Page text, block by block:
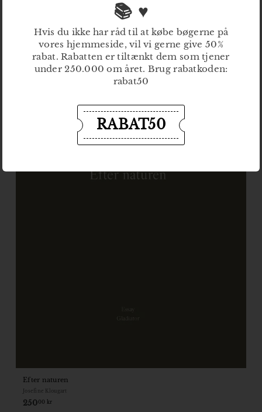
Efter naturen
Josefine Klougart
250 00 kr
📚 ♥
Hvis du ikke har råd til at købe bøgerne på
vores hjemmeside, vil vi gerne give 50%
rabat. Rabatten er tiltænkt dem som tjener
under 250.000 om året. Brug rabatkoden:
rabat50
RABAT50